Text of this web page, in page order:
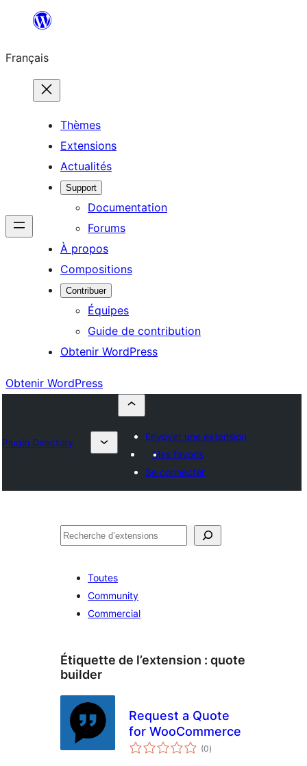
contenu
Français
Thèmes
Extensions
Actualités
Support
Documentation
Forums
À propos
Compositions
Contribuer
Équipes
Guide de contribution
Obtenir WordPress
Obtenir WordPress
Plugin Directory
Envoyer une extension
Mes favoris
Se connecter
Rechercher
Toutes
Community
Commercial
Étiquette de l’extension : quote
builder
Request a Quote
for WooCommerce
(0notes
en
)